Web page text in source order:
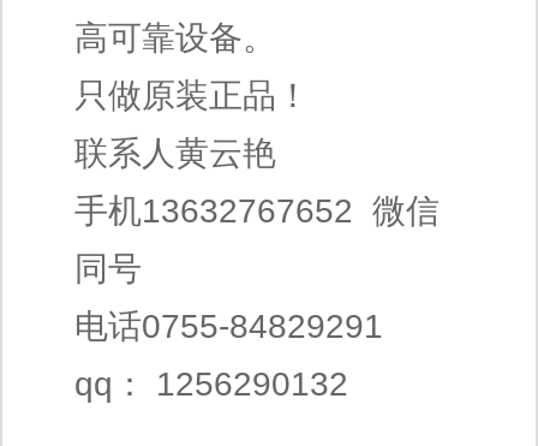
高可靠设备。
只做原装正品！
联系人黄云艳
手机13632767652 微信
同号
电话0755-84829291
qq： 1256290132